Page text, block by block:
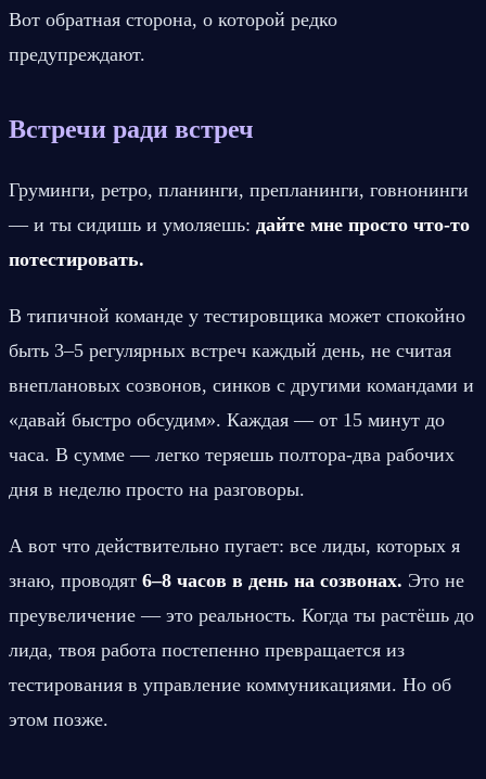
Вот обратная сторона, о которой редко
предупреждают.
Встречи ради встреч
Груминги, ретро, планинги, препланинги, говнонинги
— и ты сидишь и умоляешь: дайте мне просто что-то
потестировать.
В типичной команде у тестировщика может спокойно
быть 3–5 регулярных встреч каждый день, не считая
внеплановых созвонов, синков с другими командами и
«давай быстро обсудим». Каждая — от 15 минут до
часа. В сумме — легко теряешь полтора-два рабочих
дня в неделю просто на разговоры.
А вот что действительно пугает: все лиды, которых я
знаю, проводят 6–8 часов в день на созвонах. Это не
преувеличение — это реальность. Когда ты растёшь до
лида, твоя работа постепенно превращается из
тестирования в управление коммуникациями. Но об
этом позже.